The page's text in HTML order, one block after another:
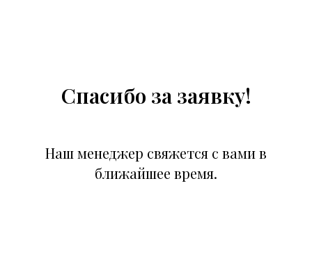
Спасибо за заявку!
Наш менеджер свяжется с вами в
ближайшее время.